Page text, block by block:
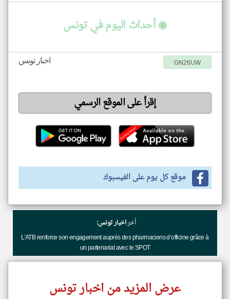
◉ أحداث اليوم في تونس
اخبار تونس GN26UW
إقرأ على الموقع الرسمي
موقع كل يوم على الفيسبوك
أخراخبار تونس:
L’ATB renforce son engagement auprès des pharmaciens d’officine grâce à
un partenariat avec le SPOT
عرض المزيد من اخبار تونس